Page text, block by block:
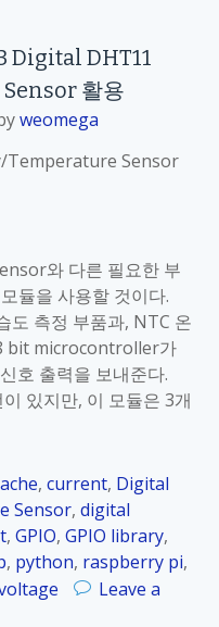
.
5
.
L
i
g
h
Digital DHT11
활용
weomega
Temperature Sensor
와 다른 필요한 부
듈을 사용할 것이다.
도 측정 부품과, NTC 온
bit microcontroller가
호 출력을 보내준다.
있지만, 이 모듈은 3개
, current, Digital
Sensor, digital
, GPIO, GPIO library,
, python, raspberry pi,
Leave a